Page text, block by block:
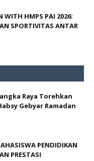
WITH HMPS PAI 2026:
SPORTIVITAS ANTAR
Raya Torehkan
Gebyar Ramadan
PENDIDIKAN
PRESTASI